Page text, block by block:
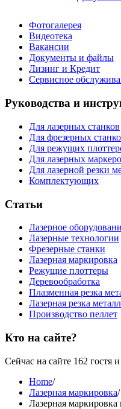
Фотогалерея
Видеотека
Вакансии
Документы и файлы
Лизинг и Кредит
Сервисное
Руководства и
Для лазерных станков
Для фрезерных
Для режущих
Для лазерных
Для лазерной резки
Комплектующих
Статьи
Лазерное
Лазерные технологии
Фрезерные станки
Лазерная маркировка
Режущие плоттеры
Деревообработка
Плазменная резка
Лазерная резка
Производство пеллет
Кто на сайте?
Сейчас на сайте 162 гостя
Home/
Лазерная маркировка/
Лазерная маркировка